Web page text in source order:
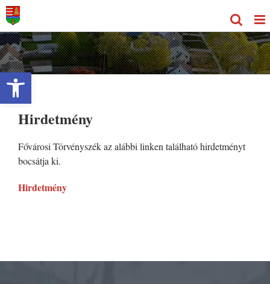
Eszköztár megnyitása
Kihagyás
Hirdetmény
Fővárosi Törvényszék az alábbi linken található hirdetményt
bocsátja ki.
Hirdetmény